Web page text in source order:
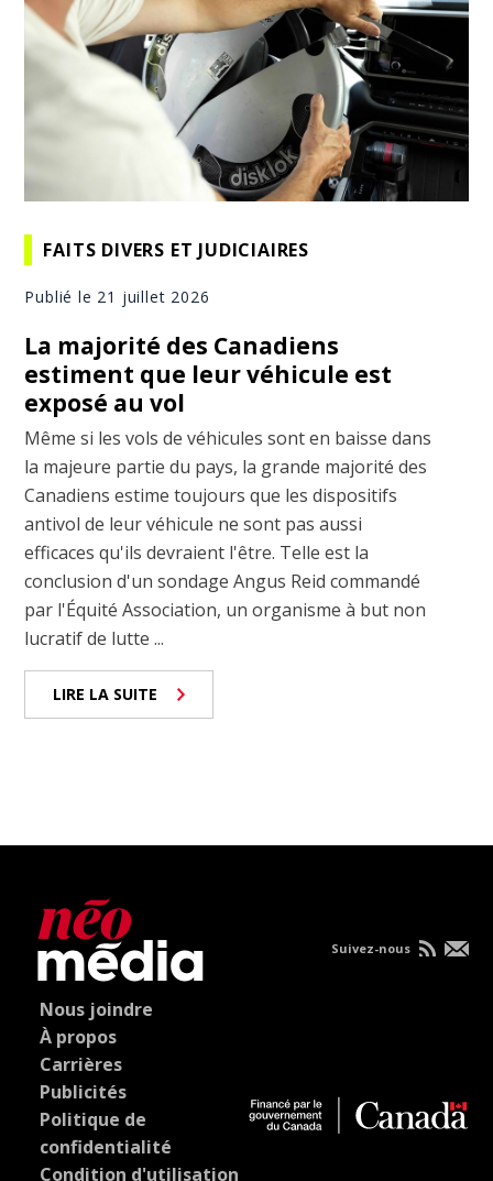
FAITS DIVERS ET JUDICIAIRES
Publié le 21 juillet 2026
La majorité des Canadiens
estiment que leur véhicule est
exposé au vol
Même si les vols de véhicules sont en baisse dans
la majeure partie du pays, la grande majorité des
Canadiens estime toujours que les dispositifs
antivol de leur véhicule ne sont pas aussi
efficaces qu'ils devraient l'être. Telle est la
conclusion d'un sondage Angus Reid commandé
par l'Équité Association, un organisme à but non
lucratif de lutte ...
LIRE LA SUITE
Nous joindre
À propos
Carrières
Publicités
Politique de
confidentialité
Condition d'utilisation
Suivez-nous